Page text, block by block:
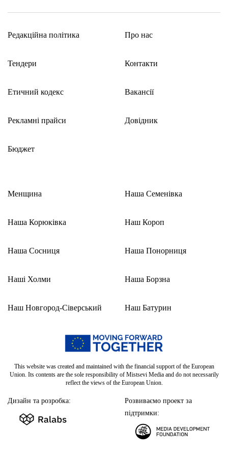
Редакційна політика
Тендери
Етичний кодекс
Рекламні прайси
Бюджет
Про нас
Контакти
Вакансії
Довідник
Менщина
Наша Корюківка
Наша Сосниця
Наші Холми
Наш Новгород-Сіверський
Наша Семенівка
Наш Короп
Наша Понорниця
Наша Борзна
Наш Батурин
This website was created and maintained with the financial support of the European
Union. Its contents are the sole responsibility of Mistsevi Media and do not necessarily
reflect the views of the European Union.
Дизайн та розробка:
Розвиваємо проект за
підтримки: